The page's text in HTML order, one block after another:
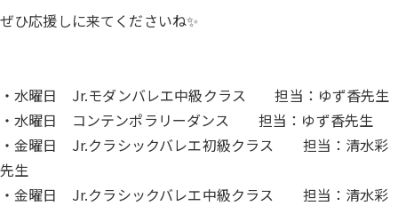
ぜひ応援しに来てくださいね✨
・水曜日 Jr.モダンバレエ中級クラス 担当：ゆず香先生
・水曜日 コンテンポラリーダンス 担当：ゆず香先生
・金曜日 Jr.クラシックバレエ初級クラス 担当：清水彩
先生
・金曜日 Jr.クラシックバレエ中級クラス 担当：清水彩